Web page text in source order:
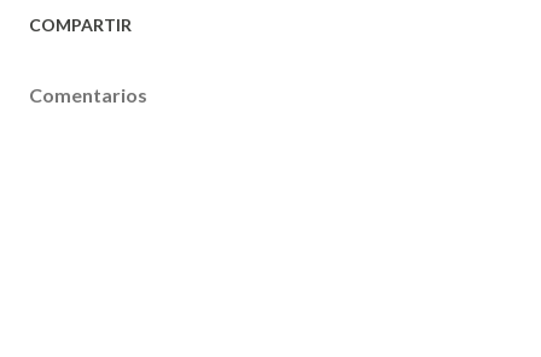
COMPARTIR
Comentarios